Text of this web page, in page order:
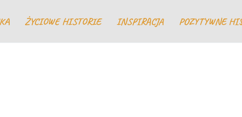
ŻYCIOWE HISTORIE INSPIRACJA POZYTYWNE